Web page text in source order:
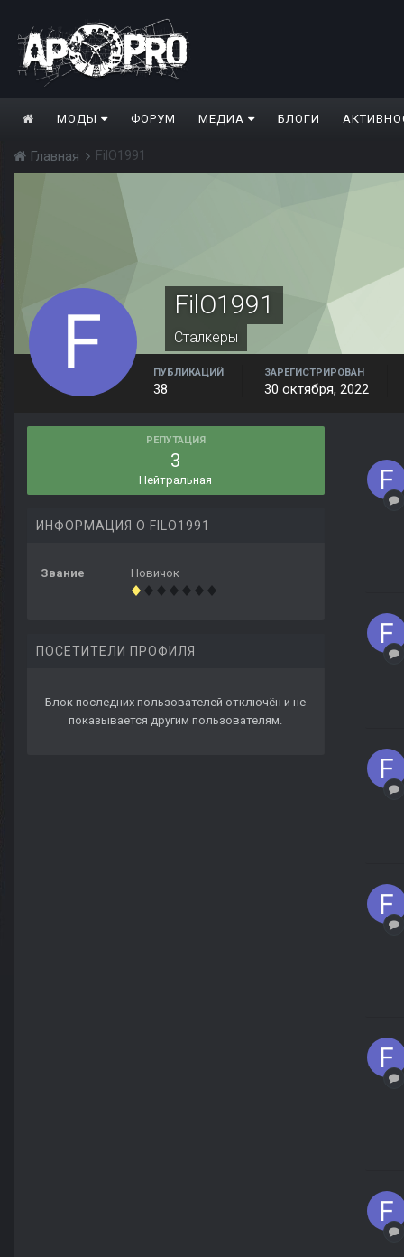
МОДЫ ФОРУМ МЕДИА БЛОГИ
Главная FilO1991
FilO1991
Сталкеры
ПУБЛИКАЦИЙ
38
ЗАРЕГИСТРИРОВАН
30 октября, 2022
РЕПУТАЦИЯ
3
Нейтральная
ИНФОРМАЦИЯ О FILO1991
Звание Новичок
ПОСЕТИТЕЛИ ПРОФИЛЯ
Блок последних пользователей отключён и не
показывается другим пользователям.